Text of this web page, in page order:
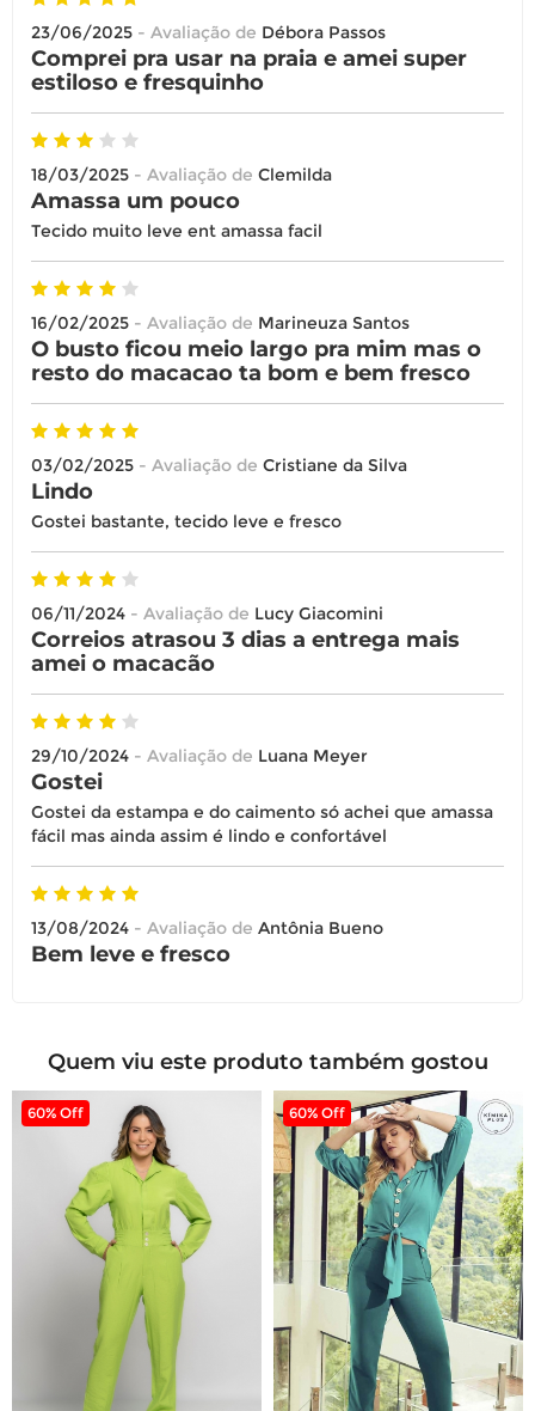
23/06/2025 - Avaliação de Débora Passos
Comprei pra usar na praia e amei super
estiloso e fresquinho
18/03/2025 - Avaliação de Clemilda
Amassa um pouco
Tecido muito leve ent amassa facil
16/02/2025 - Avaliação de Marineuza Santos
O busto ficou meio largo pra mim mas o
resto do macacao ta bom e bem fresco
03/02/2025 - Avaliação de Cristiane da Silva
Lindo
Gostei bastante, tecido leve e fresco
06/11/2024 - Avaliação de Lucy Giacomini
Correios atrasou 3 dias a entrega mais
amei o macacão
29/10/2024 - Avaliação de Luana Meyer
Gostei
Gostei da estampa e do caimento só achei que amassa
fácil mas ainda assim é lindo e confortável
13/08/2024 - Avaliação de Antônia Bueno
Bem leve e fresco
Quem viu este produto também gostou
60% Off 60% Off